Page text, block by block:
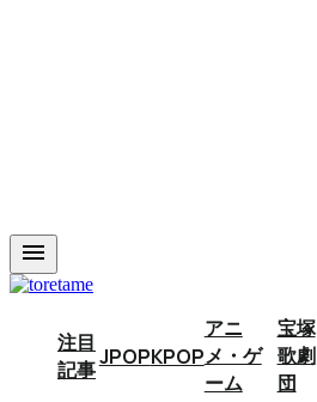
menu
注目
記事JPOPKPOP
アニ
メ・ゲ
ーム
宝塚
歌劇
団